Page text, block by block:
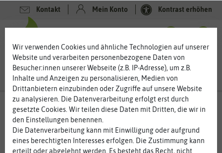
Kontakt Mein Konto Kontrast erhöhen
Blumenwiese- Mössinger Blütenträume
Felger’s Blütenträume aus Mössingen – ein Meer voller
Blüten
Blumenwiesen haben Hochkonjunktur. Und das nicht nur wegen
Filter
Wir verwenden Cookies und ähnliche Technologien auf unserer
Website und verarbeiten personenbezogene Daten von
Besucher:innen unserer Webseite (z.B. IP-Adresse), um z.B.
Inhalte und Anzeigen zu personalisieren, Medien von
Drittanbietern einzubinden oder Zugriffe auf unsere Website
zu analysieren. Die Datenverarbeitung erfolgt erst durch
gesetzte Cookies. Wir teilen diese Daten mit Dritten, die wir in
den Einstellungen benennen.
Die Datenverarbeitung kann mit Einwilligung oder aufgrund
eines berechtigten Interesses erfolgen. Die Zustimmung kann
erteilt oder abgelehnt werden. Es besteht das Recht, nicht